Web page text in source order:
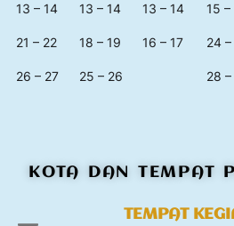
13 – 14 13 – 14 13 – 14 15 –
21 – 22 18 – 19 16 – 17 24
26 – 27 25 – 26 28
KOTA DAN TEMPAT
TEMPAT